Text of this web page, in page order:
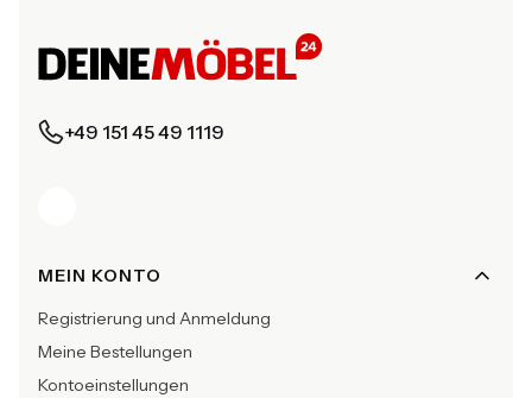
+49 151 45 49 1119
Fußzeilenmenü
MEIN KONTO
Registrierung und Anmeldung
Meine Bestellungen
Kontoeinstellungen